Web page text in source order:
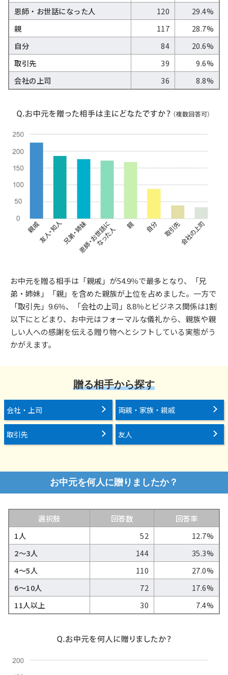
恩師・お世話になった人
120
29.4%
親
117
28.7%
自分
84
20.6%
取引先
39
9.6%
会社の上司
36 8.8%
お中元を贈る相手は「親戚」が54.9％で最多となり、「兄
弟・姉妹」「親」を含めた親族が上位を占めました。一方で
「取引先」9.6％、「会社の上司」8.8％とビジネス関係は1割
以下にとどまり、お中元はフォーマルな儀礼から、親族や親
しい人への感謝を伝える贈り物へとシフトしている実態がう
かがえます。
贈る相手から探す
会社・上司 両親・家族・親戚
取引先 友人
お中元を何人に贈りましたか？
選択肢 回答数
回答率
1人
52
12.7%
2～3人
144
35.3%
4～5人
110
27.0%
6～10人
72
17.6%
11人以上
30 7.4%